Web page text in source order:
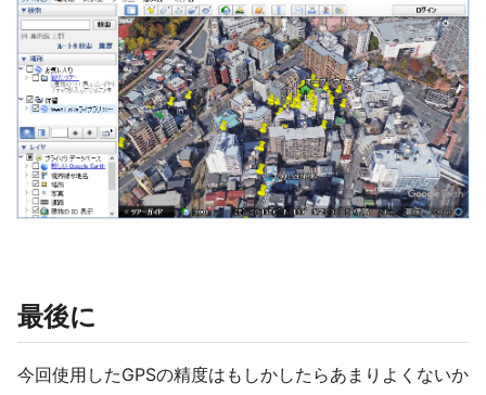
最後に
今回使用したGPSの精度はもしかしたらあまりよくないか